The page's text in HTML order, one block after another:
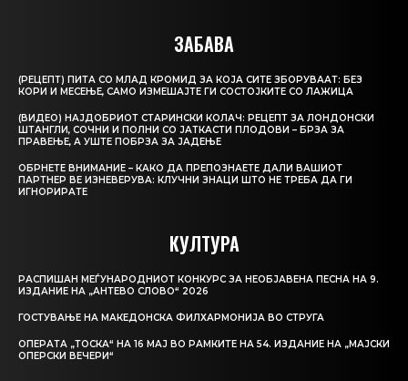
ЗАБАВА
(РЕЦЕПТ) ПИТА СО МЛАД КРОМИД ЗА КОЈА СИТЕ ЗБОРУВААТ: БЕЗ
КОРИ И МЕСЕЊЕ, САМО ИЗМЕШАЈТЕ ГИ СОСТОЈКИТЕ СО ЛАЖИЦА
(ВИДЕО) НАЈДОБРИОТ СТАРИНСКИ КОЛАЧ: РЕЦЕПТ ЗА ЛОНДОНСКИ
ШТАНГЛИ, СОЧНИ И ПОЛНИ СО ЈАТКАСТИ ПЛОДОВИ – БРЗА ЗА
ПРАВЕЊЕ, А УШТЕ ПОБРЗА ЗА ЈАДЕЊЕ
ОБРНЕТЕ ВНИМАНИЕ – КАКО ДА ПРЕПОЗНАЕТЕ ДАЛИ ВАШИОТ
ПАРТНЕР ВЕ ИЗНЕВЕРУВА: КЛУЧНИ ЗНАЦИ ШТО НЕ ТРЕБА ДА ГИ
ИГНОРИРАТЕ
КУЛТУРА
РАСПИШАН МЕЃУНАРОДНИОТ КОНКУРС ЗА НЕОБЈАВЕНА ПЕСНА НА 9.
ИЗДАНИЕ НА „АНТЕВО СЛОВО“ 2026
ГОСТУВАЊЕ НА МАКЕДОНСКА ФИЛХАРМОНИЈА ВО СТРУГА
ОПЕРАТА „ТОСКА“ НА 16 МАЈ ВО РАМКИТЕ НА 54. ИЗДАНИЕ НА „МАЈСКИ
ОПЕРСКИ ВЕЧЕРИ“